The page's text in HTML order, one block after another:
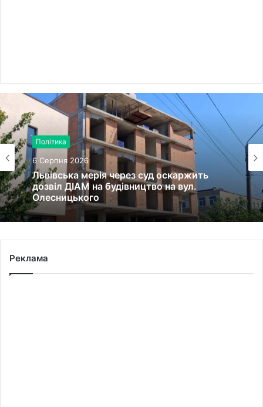
Політика
6 Серпня 2026
дозвіл ДІАМ на будівництво на вул.
Олесницького
Війна, військо
6 Серпня 2026
45-та окрема артилерійська бригада ЗСУ
імені генерала Мирона Тарнавського
відзначає 10-річчя
Реклама